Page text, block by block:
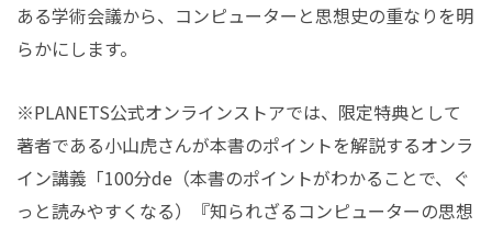
ある学術会議から、コンピューターと思想史の重なりを明
らかにします。
※PLANETS公式オンラインストアでは、限定特典として
著者である小山虎さんが本書のポイントを解説するオンラ
イン講義「100分de（本書のポイントがわかることで、ぐ
っと読みやすくなる）『知られざるコンピューターの思想